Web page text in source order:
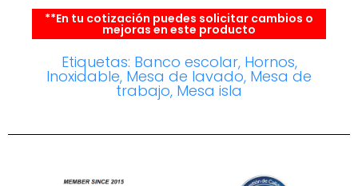
**En tu cotización puedes solicitar cambios o
mejoras en este producto
Etiquetas: Banco escolar, Hornos,
Inoxidable, Mesa de lavado, Mesa de
trabajo, Mesa isla